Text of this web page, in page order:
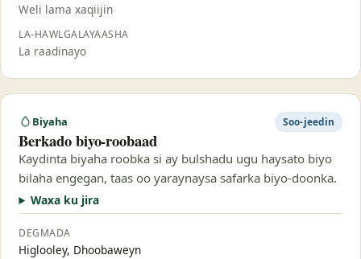
Weli lama xaqiijin
LA-HAWLGALAYAASHA
La raadinayo
Biyaha Soo-jeedin
Berkado biyo-roobaad
Kaydinta biyaha roobka si ay bulshadu ugu haysato biyo
bilaha engegan, taas oo yaraynaysa safarka biyo-doonka.
Waxa ku jira
DEGMADA
Higlooley, Dhoobaweyn